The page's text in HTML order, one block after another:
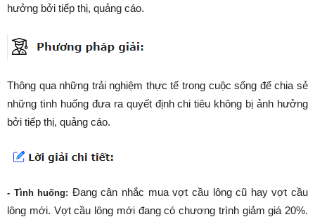
hưởng bởi tiếp thị, quảng cáo.
Thông qua những trải nghiệm thực tế trong cuộc sống để chia sẻ
những tình huống đưa ra quyết định chi tiêu không bị ảnh hưởng
bởi tiếp thị, quảng cáo.
- Tình huống: Đang cân nhắc mua vợt cầu lông cũ hay vợt cầu
lông mới. Vợt cầu lông mới đang có chương trình giảm giá 20%.